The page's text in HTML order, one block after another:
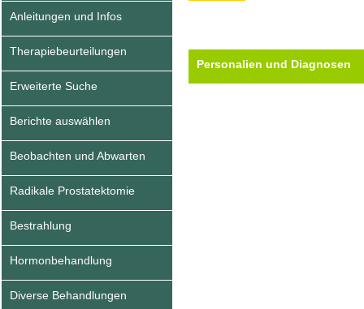
Anleitungen und Infos
Therapiebeurteilungen
Erweiterte Suche
Berichte auswählen
Beobachten und Abwarten
Radikale Prostatektomie
Bestrahlung
Hormonbehandlung
Diverse Behandlungen
Personalien und Diagnosen